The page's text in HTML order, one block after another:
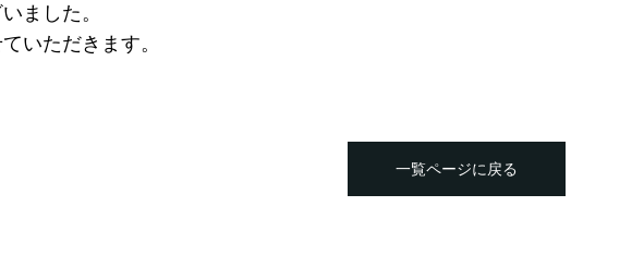
ました。
いただきます。
一覧ページに戻る